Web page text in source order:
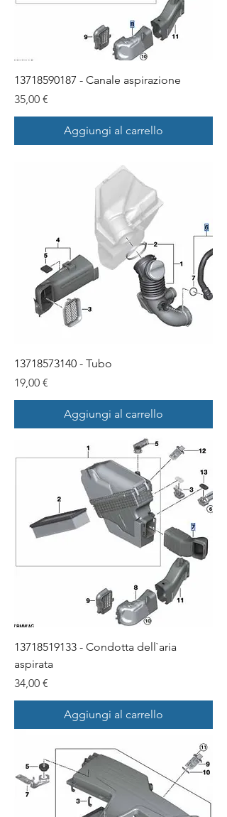
13718590187 - Canale aspirazione
Prezzo
35,00 €
Aggiungi al carrello
13718573140 - Tubo
Prezzo
19,00 €
Aggiungi al carrello
13718519133 - Condotta dell`aria
aspirata
Prezzo
34,00 €
Aggiungi al carrello